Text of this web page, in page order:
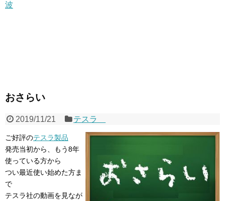
波
おさらい
2019/11/21 テスラ
ご好評のテスラ製品
発売当初から、もう8年
使っている方から
つい最近使い始めた方ま
で
テスラ社の動画を見なが